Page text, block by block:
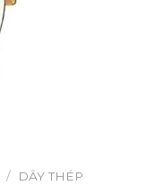
/ DÂY THÉP